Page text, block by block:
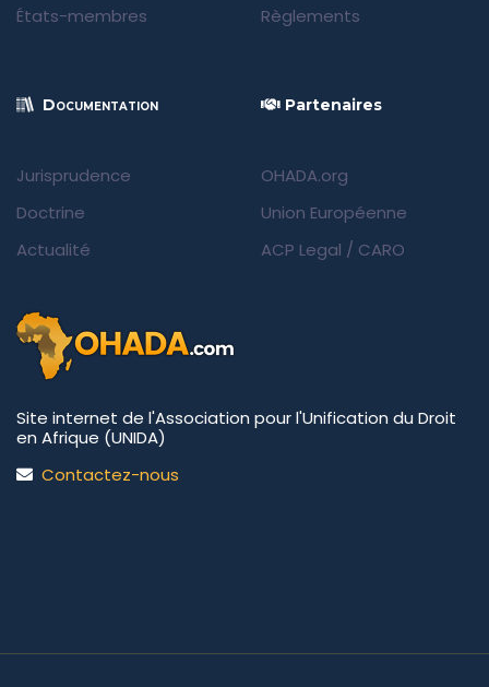
États-membres
Règlements
Documentation
Jurisprudence
Doctrine
Actualité
Partenaires
OHADA.org
Union Européenne
ACP Legal / CARO
Site internet de l'Association pour l'Unification du Droit
en Afrique (UNIDA)
Contactez-nous